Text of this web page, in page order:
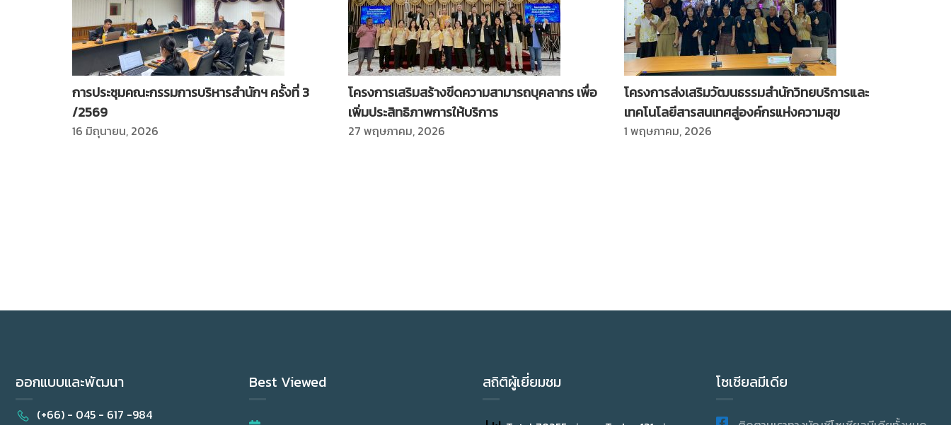
การประชุมคณะกรรมการบริหารสำนักฯ ครั้งที่ 3
/2569
16 มิถุนายน, 2026
โครงการเสริมสร้างขีดความสามารถบุคลากร เพื่อ
เพิ่มประสิทธิภาพการให้บริการ
27 พฤษภาคม, 2026
โครงการส่งเสริมวัฒนธรรมสำนักวิทยบริการและ
เทคโนโลยีสารสนเทศสู่องค์กรแห่งความสุข
1 พฤษภาคม, 2026
ออกแบบและพัฒนา
(+66) - 045 - 617 -984
Best Viewed สถิติผู้เยี่ยมชม โซเชียลมีเดีย